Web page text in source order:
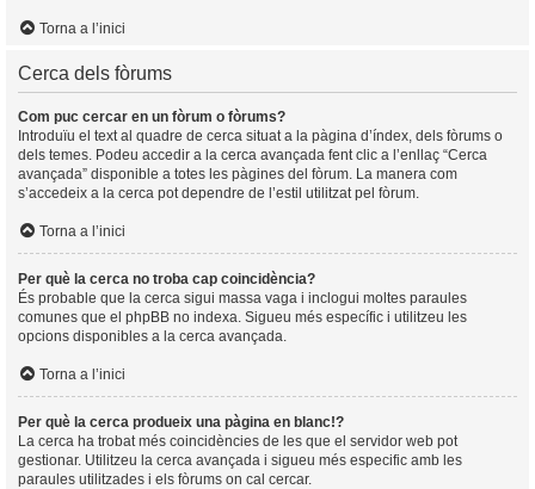
Torna a l’inici
Cerca dels fòrums
Com puc cercar en un fòrum o fòrums?
Introduïu el text al quadre de cerca situat a la pàgina d’índex, dels fòrums o
dels temes. Podeu accedir a la cerca avançada fent clic a l’enllaç “Cerca
avançada” disponible a totes les pàgines del fòrum. La manera com
s’accedeix a la cerca pot dependre de l’estil utilitzat pel fòrum.
Torna a l’inici
Per què la cerca no troba cap coincidència?
És probable que la cerca sigui massa vaga i inclogui moltes paraules
comunes que el phpBB no indexa. Sigueu més específic i utilitzeu les
opcions disponibles a la cerca avançada.
Torna a l’inici
Per què la cerca produeix una pàgina en blanc!?
La cerca ha trobat més coincidències de les que el servidor web pot
gestionar. Utilitzeu la cerca avançada i sigueu més especific amb les
paraules utilitzades i els fòrums on cal cercar.